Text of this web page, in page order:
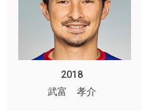
2018
武富 孝介